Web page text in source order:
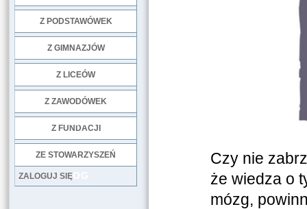
Z PODSTAWÓWEK
Z GIMNAZJÓW
Z LICEÓW
Z ZAWODÓWEK
Z FUNDACJI
ZE STOWARZYSZEŃ
LOG
ZALOGUJ SIĘ
Czy nie
że wiedza o
mózg,